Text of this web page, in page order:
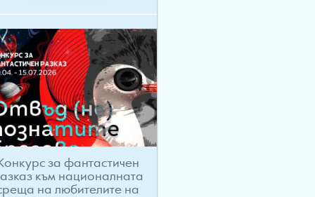
за фантастичен
към националната
на любителите на